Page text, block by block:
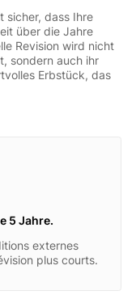
sicher, dass Ihre
über die Jahre
Revision wird nicht
sondern auch ihr
Erbstück, das
5 Jahre.
externes
plus courts.